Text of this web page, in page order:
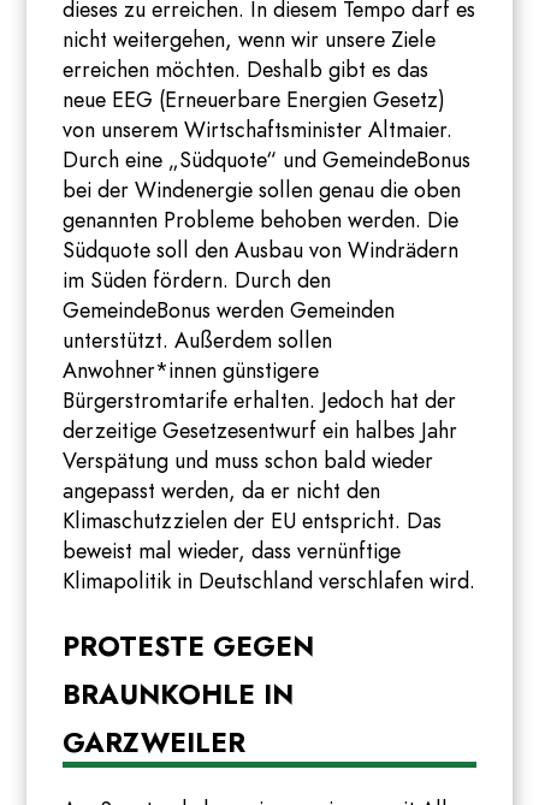
dieses zu erreichen. In diesem Tempo darf es
nicht weitergehen, wenn wir unsere Ziele
erreichen möchten. Deshalb gibt es das
neue EEG (Erneuerbare Energien Gesetz)
von unserem Wirtschaftsminister Altmaier.
Durch eine „Südquote“ und GemeindeBonus
bei der Windenergie sollen genau die oben
genannten Probleme behoben werden. Die
Südquote soll den Ausbau von Windrädern
im Süden fördern. Durch den
GemeindeBonus werden Gemeinden
unterstützt. Außerdem sollen
Anwohner*innen günstigere
Bürgerstromtarife erhalten. Jedoch hat der
derzeitige Gesetzesentwurf ein halbes Jahr
Verspätung und muss schon bald wieder
angepasst werden, da er nicht den
Klimaschutzzielen der EU entspricht. Das
beweist mal wieder, dass vernünftige
Klimapolitik in Deutschland verschlafen wird.
PROTESTE GEGEN
BRAUNKOHLE IN
GARZWEILER